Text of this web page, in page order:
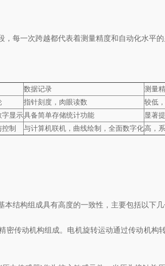
一次跨越都代表着测量精度和自动化水平的
数据记录 测量
指针刻度，肉眼读数 较低
字显示具备简单存储统计功能 显著
制 与计算机联机，曲线绘制，全面数字化高，
构组成具有高度的一致性，主要包括以下几
传动机构组成。电机旋转运动通过传动机构